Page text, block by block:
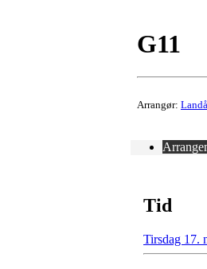
G11
Arrangør:
Tid
Tirsdag 17.